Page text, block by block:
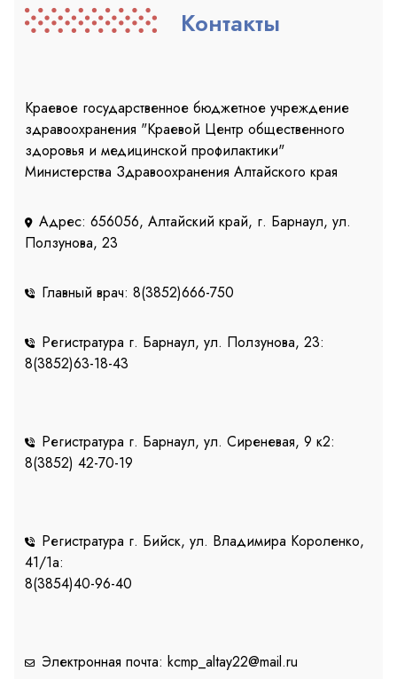
Контакты
Краевое государственное бюджетное учреждение
здравоохранения "Краевой Центр общественного
здоровья и медицинской профилактики"
Министерства Здравоохранения Алтайского края
Адрес: 656056, Алтайский край, г. Барнаул, ул.
Ползунова, 23
Главный врач: 8(3852)666-750
Регистратура г. Барнаул, ул. Ползунова, 23:
8(3852)63-18-43
Регистратура г. Барнаул, ул. Сиреневая, 9 к2:
8(3852) 42-70-19
Регистратура г. Бийск, ул. Владимира Короленко,
41/1a:
8(3854)40-96-40
Электронная почта: kcmp_altay22@mail.ru